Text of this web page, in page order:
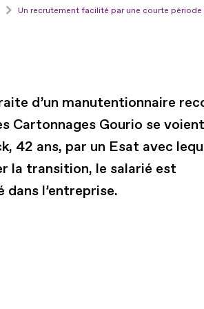
Un recrutement facilité par une courte
d’un manutentionnaire
Cartonnages Gourio se
42 ans, par un Esat avec
la transition, le salarié est
l’entreprise.